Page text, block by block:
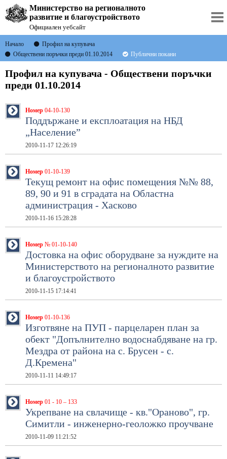
Министерство на регионалното
развитие и благоустройството
Официален уебсайт
Начало
Профил на купувача
Обществени поръчки преди 01.10.2014
Публични покани
Профил на купувача - Обществени поръчки
преди 01.10.2014
Номер 04-10-130
Поддържане и експлоатация на НБД
„Население”
2010-11-17 12:26:19
Номер 01-10-139
Текущ ремонт на офис помещения №№ 88,
89, 90 и 91 в сградата на Областна
администрация - Хасково
2010-11-16 15:28:28
Номер № 01-10-140
Достовка на офис оборудване за нуждите на
Министерството на регионалното развитие
и благоустройството
2010-11-15 17:14:41
Номер 01-10-136
Изготвяне на ПУП - парцеларен план за
обект "Допълнително водоснабдяване на гр.
Мездра от района на с. Брусен - с.
Д.Кремена"
2010-11-11 14:49:17
Номер 01 - 10 – 133
Укрепване на свлачище - кв."Ораново", гр.
Симитли - инженерно-геоложко проучване
2010-11-09 11:21:52